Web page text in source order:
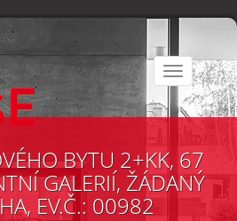
Toggle
navigation
BYTU 2+KK, 67
GALERIÍ, ŽÁDANÝ
EV.Č.: 00982